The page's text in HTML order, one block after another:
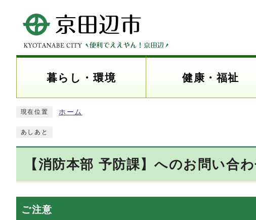
暮らし・環境 健康・福祉
現在位置 ホーム
あしあと
【消防本部 予防課】へのお問い合
ご注意